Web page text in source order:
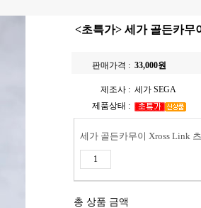
<초특가> 세가 골든카무
판매가격 : 33,000원
제조사 : 세가 SEGA
제품상태 :
세가 골든카무이 Xross Link
총 상품 금액